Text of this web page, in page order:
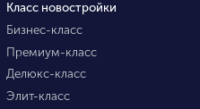
Класс новостройки
Бизнес-класс
Премиум-класс
Делюкс-класс
Элит-класс